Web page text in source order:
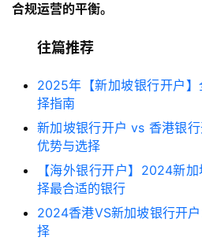
合规运营的平衡。
往篇推荐
2025年【新加坡银行开户
择指南
新加坡银行开户 vs 香港银行
优势与选择
【海外银行开户】2024新
择最合适的银行
2024香港VS新加坡银行开
择